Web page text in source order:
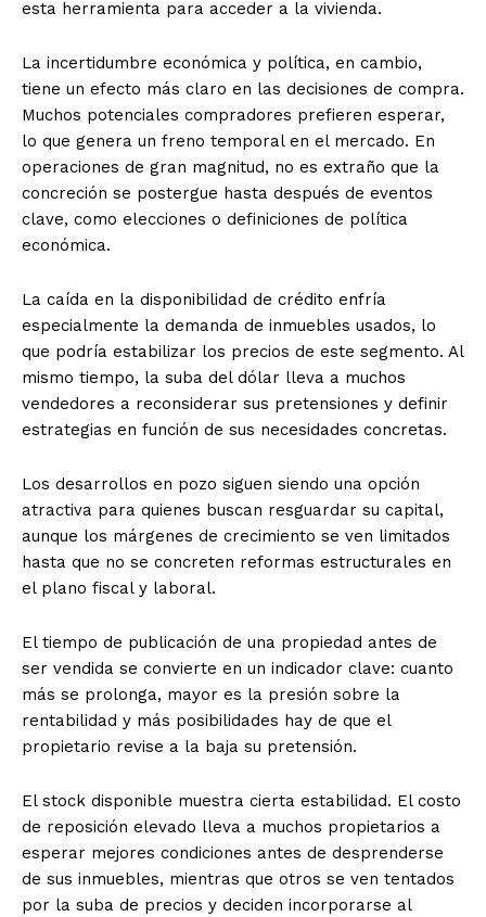
esta herramienta para acceder a la vivienda.
La incertidumbre económica y política, en cambio,
tiene un efecto más claro en las decisiones de compra.
Muchos potenciales compradores prefieren esperar,
lo que genera un freno temporal en el mercado. En
operaciones de gran magnitud, no es extraño que la
concreción se postergue hasta después de eventos
clave, como elecciones o definiciones de política
económica.
La caída en la disponibilidad de crédito enfría
especialmente la demanda de inmuebles usados, lo
que podría estabilizar los precios de este segmento. Al
mismo tiempo, la suba del dólar lleva a muchos
vendedores a reconsiderar sus pretensiones y definir
estrategias en función de sus necesidades concretas.
Los desarrollos en pozo siguen siendo una opción
atractiva para quienes buscan resguardar su capital,
aunque los márgenes de crecimiento se ven limitados
hasta que no se concreten reformas estructurales en
el plano fiscal y laboral.
El tiempo de publicación de una propiedad antes de
ser vendida se convierte en un indicador clave: cuanto
más se prolonga, mayor es la presión sobre la
rentabilidad y más posibilidades hay de que el
propietario revise a la baja su pretensión.
El stock disponible muestra cierta estabilidad. El costo
de reposición elevado lleva a muchos propietarios a
esperar mejores condiciones antes de desprenderse
de sus inmuebles, mientras que otros se ven tentados
por la suba de precios y deciden incorporarse al